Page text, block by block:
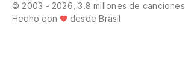
© 2003 - 2026, 3.8 millones de canciones
Hecho con
desde Brasil